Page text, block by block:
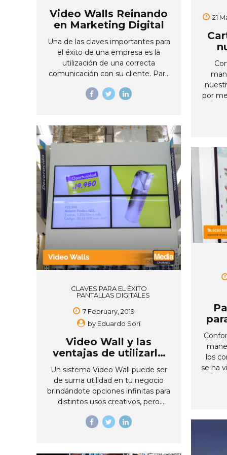
Video Walls Reinando
en Marketing Digital
Una de las claves importantes para
el éxito de una empresa es la
utilización de una correcta
comunicación con su cliente. Para
importante con el desarrollo de
se ha convertido en la favorita de
los empresarios son los
mensajes en forma interactiva a
sus clientes. Actualmente,
empresas y comercios han
iniciado con la implementación de
esta herramienta tecnológica en
locaciones como: espacios
salas de conferencias y demás
espacios. Influenciando la
información a tiempo...
21
por
e
otras
CLAVES PARA EL ÉXITO
PANTALLAS DIGITALES
7 February, 2019
by Eduardo Sorí
Video Wall y las
ventajas de utilizarlo
en mi negocio
Un sistema Video Wall puede ser
de suma utilidad en tu negocio
brindándote opciones infinitas para
distintos usos creativos, pero
correctamente qué es un
los
se ha